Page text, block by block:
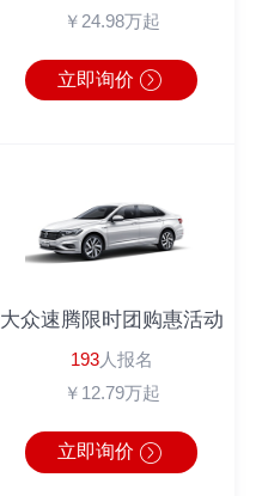
宝马4系 1分钟前
￥24.98万起
立即询价
大众速腾限时团购惠活动
193人报名
￥12.79万起
立即询价